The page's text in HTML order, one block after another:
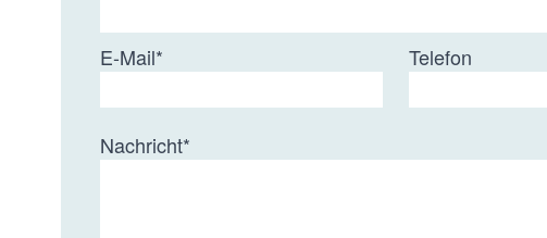
E-Mail* Telefon
Nachricht*